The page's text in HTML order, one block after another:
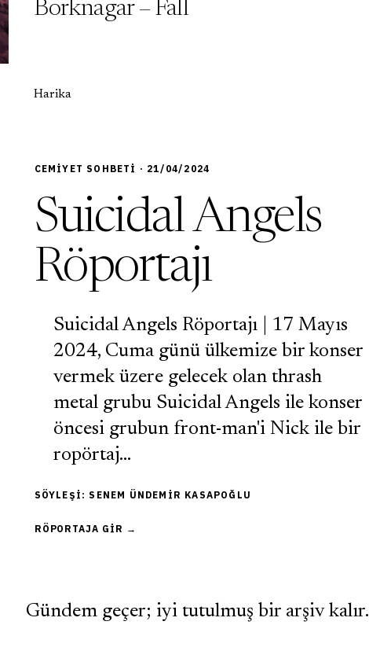
Borknagar – Fall
Harika
CEMIYET SOHBETI · 21/04/2024
Suicidal Angels
Röportajı
Suicidal Angels Röportajı | 17 Mayıs
2024, Cuma günü ülkemize bir konser
vermek üzere gelecek olan thrash
metal grubu Suicidal Angels ile konser
öncesi grubun front-man'i Nick ile bir
ropörtaj…
SÖYLEŞI: SENEM ÜNDEMIR KASAPOĞLU
RÖPORTAJA GIR →
Gündem geçer; iyi tutulmuş bir arşiv kalır.